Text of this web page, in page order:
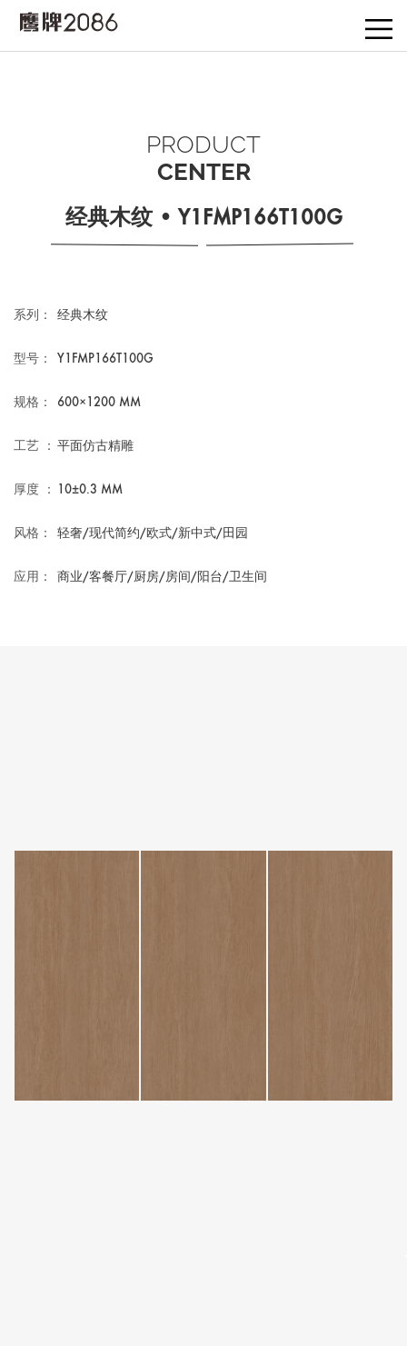
PRODUCT
CENTER
经典木纹 • Y1FMP166T100G
系列： 经典木纹
型号： Y1FMP166T100G
规格： 600×1200 MM
工艺 ： 平面仿古精雕
厚度 ： 10±0.3 MM
风格： 轻奢/现代简约/欧式/新中式/田园
应用： 商业/客餐厅/厨房/房间/阳台/卫生间